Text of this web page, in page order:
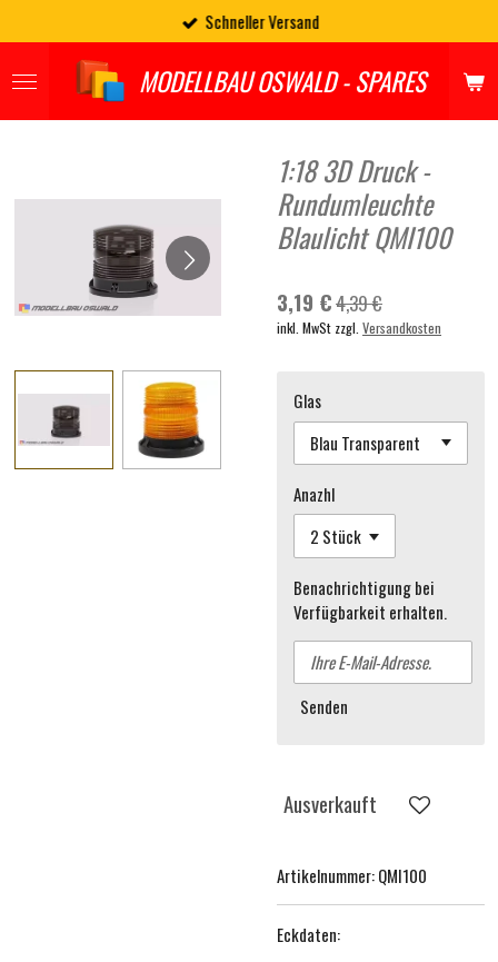
Hauptinhalt
springen
MODELLBAU OSWALD - SPARES
Schneller Versand
1:18 3D Druck -
Rundumleuchte
Blaulicht QMI100
3,19 €4,39 €
inkl. MwSt zzgl. Versandkosten
Glas
Anazhl
Benachrichtigung bei
Verfügbarkeit erhalten.
Senden
Ausverkauft
Artikelnummer:QMI100
Eckdaten: